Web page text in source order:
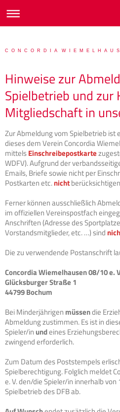
C O N C O R D I A W I E M E L H A U
Hinweise zur
Spielbetrieb und zur
Mitgliedschaft in
Zur Abmeldung vom Spielbetrieb ist
dieses dem Verein Concordia
mittelsEinschreibepostkarte
WDFV). Aufgrund der
Emails, Briefe sowie nicht per
Postkarten etc.nicht
Ferner können ausschließlich
im offiziellen Vereinspostfach
Anschriften (Adresse des
Vorstandsmitglieder, etc. …) sind
Die zu verwendende Postanschrift
Concordia Wiemelhausen 08/10 e.
Glücksburger Straße 1
44799 Bochum
Bei Minderjährigen müssendie
Abmeldung zustimmen. Es ist in
Spieler/in undeines
zwingend erforderlich.
Zum Datum des Poststempels
Spielberechtigung. Folglich meldet
e. V. den/die Spieler/in innerhalb
Spielbetrieb des DFB ab.